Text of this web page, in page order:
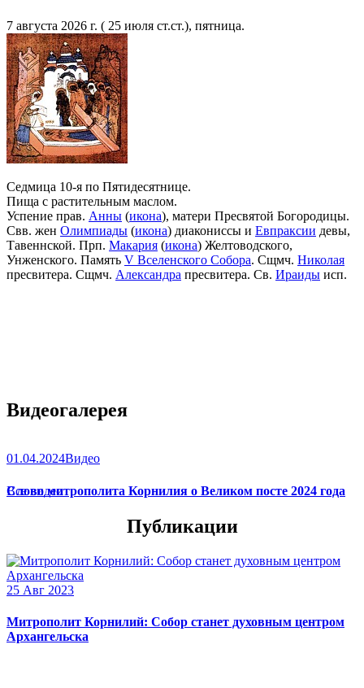
7 августа 2026 г. ( 25 июля ст.ст.), пятница.
Седмица 10-я по Пятидесятнице.
Пища с растительным маслом.
Успение прав. Анны (икона), матери Пресвятой Богородицы.
Свв. жен Олимпиады (икона) диакониссы и Евпраксии девы,
Тавеннской. Прп. Макария (икона) Желтоводского,
Унженского. Память V Вселенского Собора. Сщмч. Николая
пресвитера. Сщмч. Александра пресвитера. Св. Ираиды исп.
Видеогалерея
01.04.2024Видео
Слово митрополита Корнилия о Великом посте 2024 года
Все видео
Публикации
25 Авг 2023
Митрополит Корнилий: Собор станет духовным центром
Архангельска